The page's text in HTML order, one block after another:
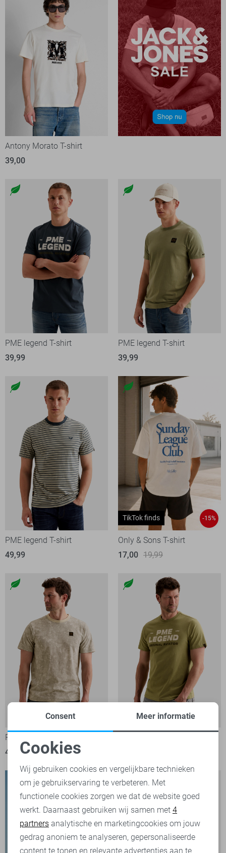
Antony Morato T-shirt
39,00
PME legend T-shirt
39,99
PME legend T-shirt
39,99
PME legend T-shirt
49,99
TikTok finds -15%
Only & Sons T-shirt
17,00 19,99
PME legend T-shirt
49,99
Noodzakelijke cookies
Personalisatie cookies
Analytische cookies
Marketing cookies
Consent Meer informatie
Cookies
Wij gebruiken cookies en vergelijkbare technieken
om je gebruikservaring te verbeteren. Met
functionele cookies zorgen we dat de website goed
werkt. Daarnaast gebruiken wij samen met 4
partners analytische en marketingcookies om jouw
gedrag anoniem te analyseren, gepersonaliseerde
content te tonen en relevante advertenties aan te